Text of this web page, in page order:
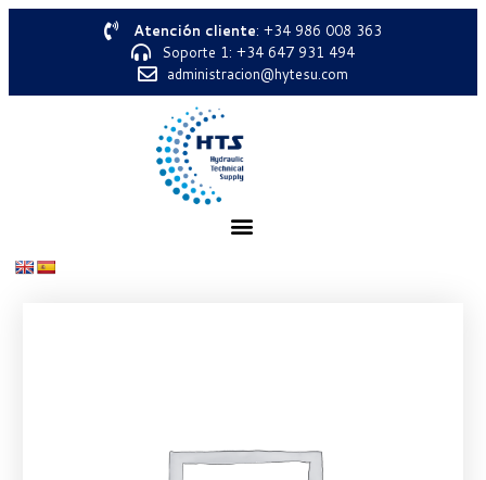
Atención cliente: +34 986 008 363
Soporte 1: +34 647 931 494
administracion@hytesu.com